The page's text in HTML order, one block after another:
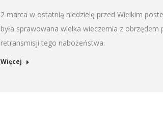
2 marca w ostatnią niedzielę przed Wielkim
była sprawowana wielka wieczernia z
retransmisji tego nabożeństwa.
Więcej